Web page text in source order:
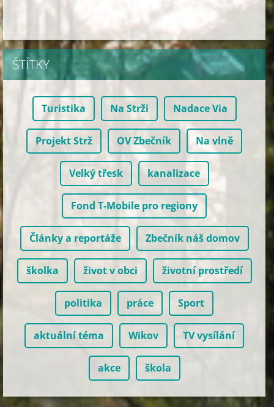
ŠTÍTKY
Turistika Na Strži Nadace Via
Projekt Strž OV Zbečník Na vlně
Velký třesk kanalizace
Fond T-Mobile pro regiony
Články a reportáže Zbečník náš domov
školka život v obci životní prostředí
politika práce Sport
aktuální téma Wikov TV vysílání
akce škola